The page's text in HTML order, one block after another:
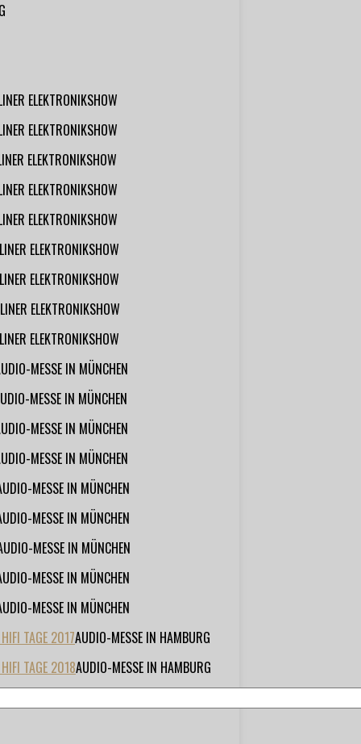
ELEKTRONIKSHOW
ELEKTRONIKSHOW
ELEKTRONIKSHOW
ELEKTRONIKSHOW
ELEKTRONIKSHOW
ELEKTRONIKSHOW
ELEKTRONIKSHOW
ELEKTRONIKSHOW
ELEKTRONIKSHOW
MESSE IN MÜNCHEN
MESSE IN MÜNCHEN
MESSE IN MÜNCHEN
MESSE IN MÜNCHEN
MESSE IN MÜNCHEN
MESSE IN MÜNCHEN
MESSE IN MÜNCHEN
MESSE IN MÜNCHEN
MESSE IN MÜNCHEN
TAGE 2017AUDIO-MESSE IN HAMBURG
TAGE 2018AUDIO-MESSE IN HAMBURG